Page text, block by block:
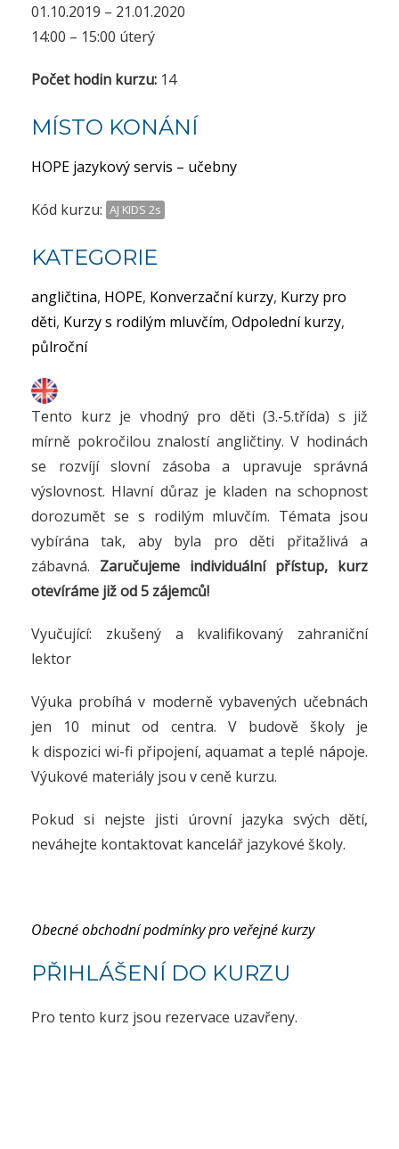
01.10.2019 – 21.01.2020
14:00 – 15:00 úterý
Počet hodin kurzu: 14
MÍSTO KONÁNÍ
HOPE jazykový servis – učebny
Kód kurzu: AJ KIDS 2s
KATEGORIE
angličtina, HOPE, Konverzační kurzy, Kurzy pro
děti, Kurzy s rodilým mluvčím, Odpolední kurzy,
půlroční
Tento kurz je vhodný pro děti (3.-5.třída) s již
mírně pokročilou znalostí angličtiny. V hodinách
se rozvíjí slovní zásoba a upravuje správná
výslovnost. Hlavní důraz je kladen na schopnost
dorozumět se s rodilým mluvčím. Témata jsou
vybírána tak, aby byla pro děti přitažlivá a
zábavná. Zaručujeme individuální přístup, kurz
otevíráme již od 5 zájemců!
Vyučující: zkušený a kvalifikovaný zahraniční
lektor
Výuka probíhá v moderně vybavených učebnách
jen 10 minut od centra. V budově školy je
k dispozici wi-fi připojení, aquamat a teplé nápoje.
Výukové materiály jsou v ceně kurzu.
Pokud si nejste jisti úrovní jazyka svých dětí,
neváhejte kontaktovat kancelář jazykové školy.
Obecné obchodní podmínky pro veřejné kurzy
PŘIHLÁŠENÍ DO KURZU
Pro tento kurz jsou rezervace uzavřeny.